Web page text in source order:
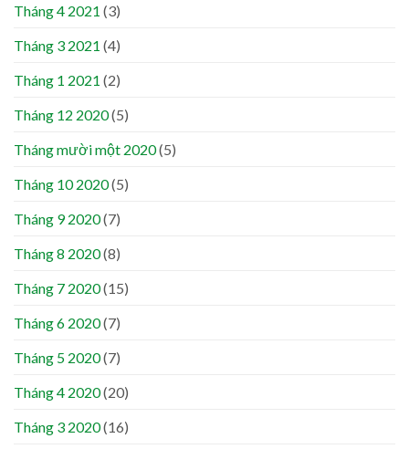
Tháng 4 2021 (3)
Tháng 3 2021 (4)
Tháng 1 2021 (2)
Tháng 12 2020(5)
Tháng mười một 2020(5)
Tháng 10 2020(5)
Tháng 9 2020(7)
Tháng 8 2020(8)
Tháng 7 2020(15)
Tháng 6 2020(7)
Tháng 5 2020(7)
Tháng 4 2020(20)
Tháng 3 2020(16)